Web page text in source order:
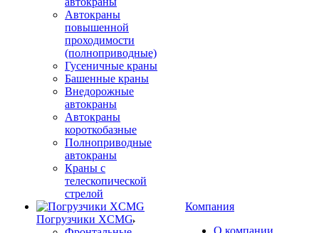
Автокраны
повышенной
проходимости
(полноприводные)
Гусеничные краны
Башенные краны
Внедорожные
автокраны
Автокраны
короткобазные
Полноприводные
автокраны
Краны с
телескопической
стрелой
Погрузчики XCMG
Компания
О компании